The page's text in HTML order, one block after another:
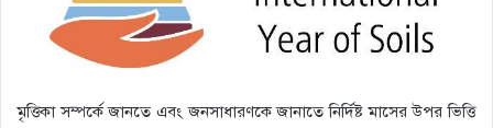
মৃত্তিকা সম্পর্কে জানতে এবং জনসাধারণকে জানাতে নির্দিষ্ট মাসের উপর ভিত্তি